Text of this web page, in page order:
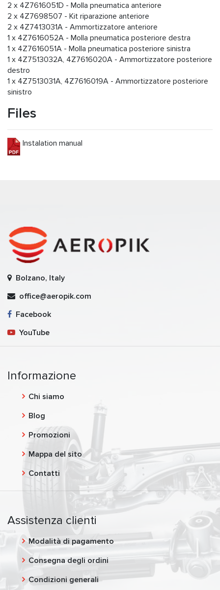
2 x 4Z7616051D - Molla pneumatica anteriore
2 x 4Z7698507 - Kit riparazione anteriore
2 x 4Z7413031A - Ammortizzatore anteriore
1 x 4Z7616052A - Molla pneumatica posteriore destra
1 x 4Z7616051A - Molla pneumatica posteriore sinistra
1 x 4Z7513032A, 4Z7616020A - Ammortizzatore posteriore
destro
1 x 4Z7513031A, 4Z7616019A - Ammortizzatore posteriore
sinistro
Files
Instalation manual
Bolzano, Italy
office@aeropik.com
Facebook
YouTube
Informazione
Chi siamo
Blog
Promozioni
Mappa del sito
Contatti
Assistenza clienti
Modalità di pagamento
Consegna degli ordini
Condizioni generali